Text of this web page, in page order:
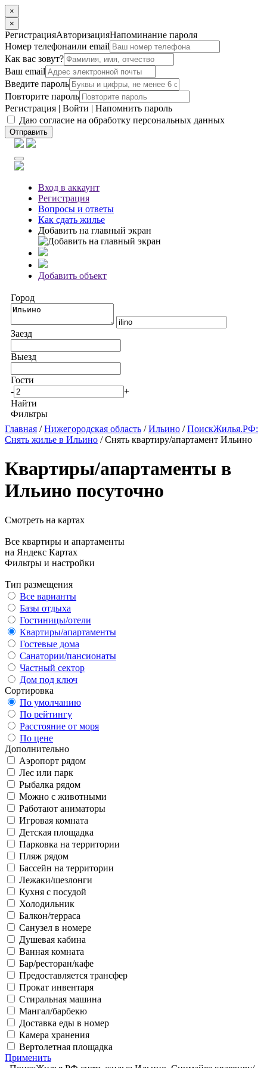
×
×
РегистрацияАвторизацияНапоминание пароля
Номер телефонаили email
Как вас зовут?
Ваш email
Введите пароль
Повторите пароль
Регистрация | Войти | Напомнить пароль
Даю согласие на обработку персональных данных
Отправить
Вход в аккаунт
Регистрация
Вопросы и ответы
Как сдать жилье
Добавить на главный экран
Добавить объект
Город
Заезд
Выезд
Гости
-
+
Найти
Фильтры
Главная /Нижегородская область /Ильино /ПоискЖилья.РФ:
Снять жилье в Ильино / Снять квартиру/апартамент Ильино
Квартиры/апартаменты в
Ильино посуточно
Смотреть на картах
Все квартиры и апартаменты
на Яндекс Картах
Фильтры и настройки
Тип размещения
Все варианты
Базы отдыха
Гостиницы/отели
Квартиры/апартаменты
Гостевые дома
Санатории/пансионаты
Частный сектор
Дом под ключ
Сортировка
По умолчанию
По рейтингу
Расстояние от моря
По цене
Дополнительно
Аэропорт рядом
Лес или парк
Рыбалка рядом
Можно с животными
Работают аниматоры
Игровая комната
Детская площадка
Парковка на территории
Пляж рядом
Бассейн на территории
Лежаки/шезлонги
Кухня с посудой
Холодильник
Балкон/терраса
Санузел в номере
Душевая кабина
Ванная комната
Бар/ресторан/кафе
Предоставляется трансфер
Прокат инвентаря
Стиральная машина
Мангал/барбекю
Доставка еды в номер
Камера хранения
Вертолетная площадка
Применить